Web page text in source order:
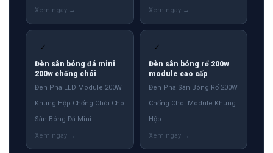
✓
Đèn sân bóng đá mini
200w chống chói
Đèn Pha LED Module 200W
Khung Hộp Chống Chói Cho
Sân Bóng Đá Mini
✓
Đèn sân bóng rổ 200w
module cao cấp
Đèn Pha Sân Bóng Rổ 200W
Chống Chói Module Khung
Hộp